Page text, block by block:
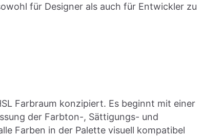
für Designer als auch für Entwickler zu
Farbraum konzipiert. Es beginnt mit einer
der Farbton-, Sättigungs- und
Farben in der Palette visuell kompatibel